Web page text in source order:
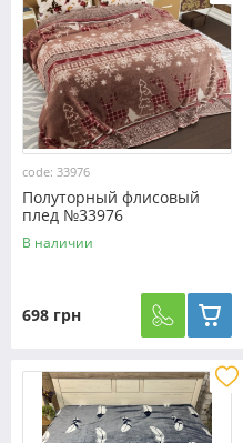
code: 33976
Полуторный флисовый
плед №33976
В наличии
698 грн